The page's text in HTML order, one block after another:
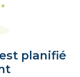
planifié